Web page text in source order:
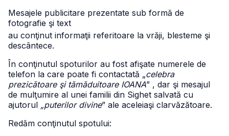
Mesajele publicitare prezentate sub formă de
fotografie şi text
au conţinut informaţii referitoare la vrăji, blesteme şi
descântece.
În conţinutul spoturilor au fost afişate numerele de
telefon la care poate fi contactată „celebra
prezicătoare şi tămăduitoare IOANA” , dar şi mesajul
de mulţumire al unei familii din Sighet salvată cu
ajutorul „puterilor divine” ale aceleiaşi clarvăzătoare.
Redăm conţinutul spotului: